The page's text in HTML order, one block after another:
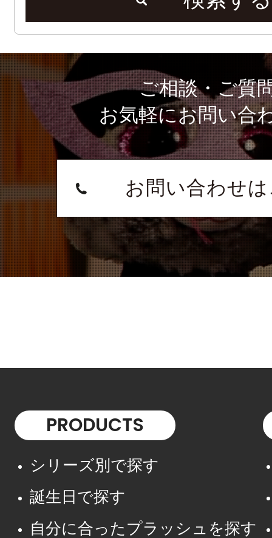
ご相談・ご質
お気軽にお問い合
お問い合わせ
PRODUCTS
シリーズ別で探す
誕生日で探す
自分に合ったプラッシュを探す